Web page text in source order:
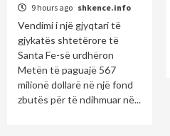
9 hours ago shkence.info
Vendimi i një gjyqtari të
gjykatës shtetërore të
Santa Fe-së urdhëron
Metën të paguajë 567
milionë dollarë në një fond
zbutës për të ndihmuar në...